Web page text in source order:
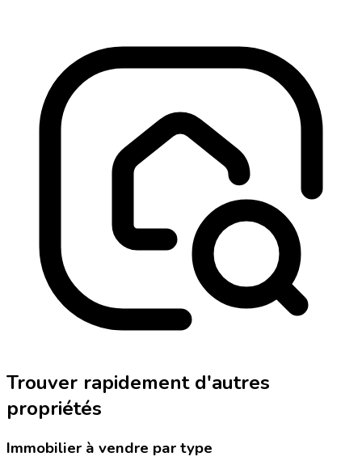
Trouver rapidement d'autres
propriétés
Immobilier à vendre par type